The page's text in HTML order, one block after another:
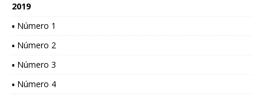
2019
▪ Número 1
▪ Número 2
▪ Número 3
▪ Número 4